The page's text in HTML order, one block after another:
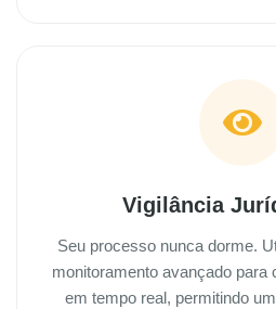
Vigilância
Seu processo nunca dorme.
monitoramento avançado para
em tempo real, permitindo